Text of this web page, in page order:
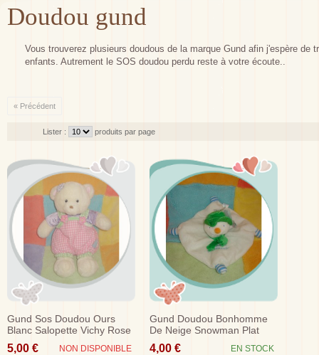
Doudou gund
Vous trouverez plusieurs doudous de la marque Gund afin j'espère
enfants. Autrement le SOS doudou perdu reste à votre écoute..
« Précédent
Lister : produits par page
Gund Sos Doudou Ours
Blanc Salopette Vichy Rose
5,00 € NON DISPONIBLE
Gund Doudou Bonhomme
De Neige Snowman Plat
Blanc Neuf
4,00 € EN STOCK